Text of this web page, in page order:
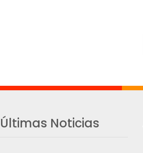
Últimas Noticias